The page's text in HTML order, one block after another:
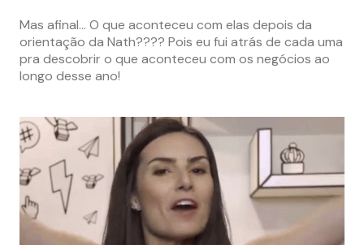
Mas afinal… O que aconteceu com elas depois da
orientação da Nath???? Pois eu fui atrás de cada uma
pra descobrir o que aconteceu com os negócios ao
longo desse ano!